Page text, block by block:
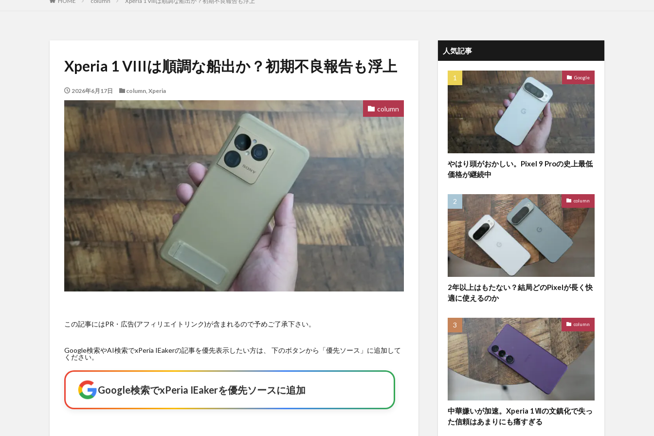
Xperia 1 VIIIは順調な船出か？初期不良報告も浮上
2026年6月17日 column, Xperia
column
この記事にはPR・広告(アフィリエイトリンク)が含まれるので予めご了承下さい。
Google検索やAI検索でxPeria IEakerの記事を優先表示したい方は、 下のボタンから「優先ソース」に追加して
ください。
Google検索でxPeria IEakerを優先ソースに追加
人気記事
Google
やはり頭がおかしい。Pixel 9 Proの史上最低
価格が継続中
column
2年以上はもたない？結局どのPixelが長く快
適に使えるのか
column
中華嫌いが加速。Xperia 1Ⅶの文鎮化で失っ
た信頼はあまりにも痛すぎる